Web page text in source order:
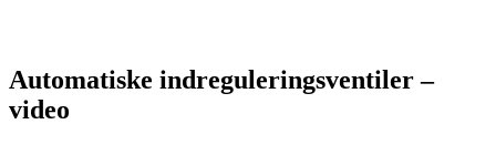
Automatiske indreguleringsventiler –
video